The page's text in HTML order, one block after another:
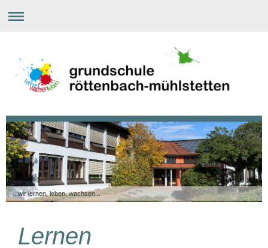
...wir lernen, leben, wachsen...
Lernen